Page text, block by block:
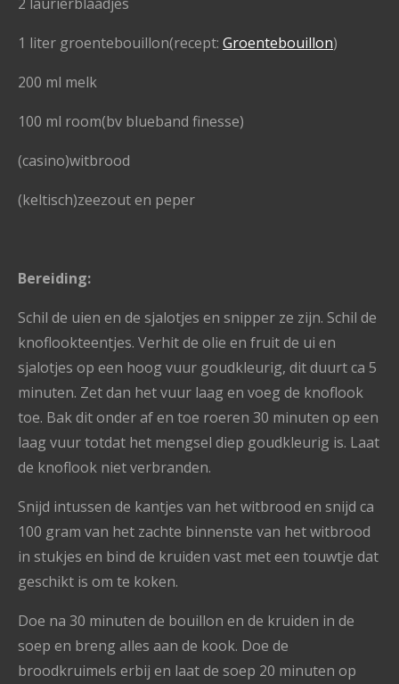
1 liter groentebouillon(recept: Groentebouillon)
200 ml melk
100 ml room(bv blueband finesse)
(casino)witbrood
(keltisch)zeezout en peper
Bereiding:
Schil de uien en de sjalotjes en snipper ze zijn. Schil de
knoflookteentjes. Verhit de olie en fruit de ui en
sjalotjes op een hoog vuur goudkleurig, dit duurt ca 5
minuten. Zet dan het vuur laag en voeg de knoflook
toe. Bak dit onder af en toe roeren 30 minuten op een
laag vuur totdat het mengsel diep goudkleurig is. Laat
de knoflook niet verbranden.
Snijd intussen de kantjes van het witbrood en snijd ca
100 gram van het zachte binnenste van het witbrood
in stukjes en bind de kruiden vast met een touwtje dat
geschikt is om te koken.
Doe na 30 minuten de bouillon en de kruiden in de
soep en breng alles aan de kook. Doe de
broodkruimels erbij en laat de soep 20 minuten op